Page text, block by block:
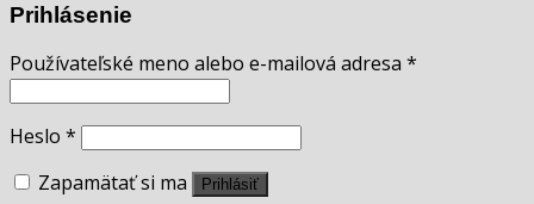
Prihlásenie
Používateľské meno alebo e-mailová adresa *
Heslo *
Zapamätať si ma
Prihlásiť